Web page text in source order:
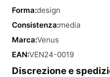
Forma:design
Consistenza:media
Marca:Venus
EAN:VEN24-0019
Discrezione e